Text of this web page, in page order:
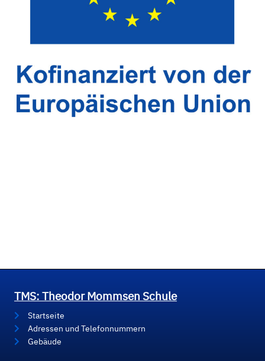
TMS: Theodor Mommsen Schule
Startseite
Adressen und Telefonnummern
Gebäude